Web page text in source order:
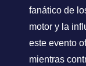
fanático de
motor y la
este evento
mientras